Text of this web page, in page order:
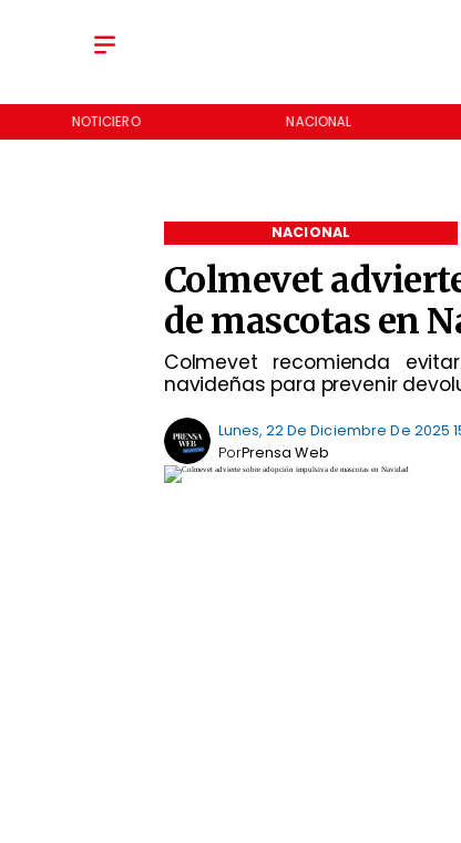
NOTICIERO NACIONAL
Colmevet
de mascotas en
Colmevet recomienda
navideñas para prevenir
NACIONAL
Lunes, 22 De Diciembre De 2025
Prensa Web
Por